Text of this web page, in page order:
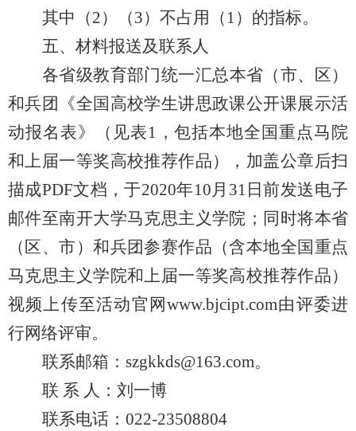
其中（2）（3）不占用（ 1）的指标。
五、材料报送及联系人
各省级教育部门统一汇总本省（市、区）
和兵团《全国高校学生讲思政课公开课展示活
动报名表》（见表1 ，包括本地全国重点马院
和上届一等奖高校推荐作品），加盖公章后扫
描成PDF文档，于2020年10月 31 日前发送电子
邮件至南开大学马克思主义学院；同时将本省
（区、市）和兵团参赛作品（含本地全国重点
马克思主义学院和上届一等奖高校推荐作品）
视频上传至活动官网www.bjcipt.com由评委进
行网络评审。
联系邮箱： szgkkds@163.com。
联 系 人：刘一博
联系电话： 022-23508804